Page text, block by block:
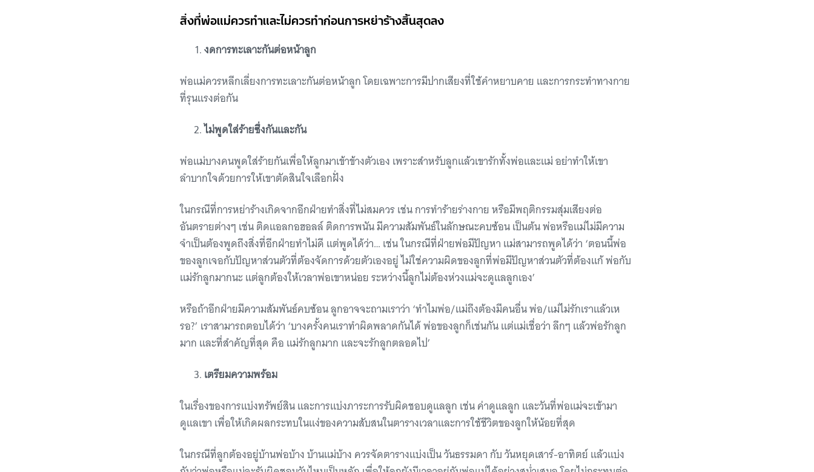
สิ่งที่พ่อแม่ควรทำและไม่ควรทำก่อนการหย่าร้างสิ้นสุดลง
งดการทะเลาะกันต่อหน้าลูก
พ่อแม่ควรหลีกเลี่ยงการทะเลาะกันต่อหน้าลูก โดยเฉพาะการมีปากเสียงที่ใช้คำหยาบคาย และการกระทำทางกาย
ที่รุนแรงต่อกัน
ไม่พูดใส่ร้ายซึ่งกันและกัน
พ่อแม่บางคนพูดใส่ร้ายกันเพื่อให้ลูกมาเข้าข้างตัวเอง เพราะสำหรับลูกแล้วเขารักทั้งพ่อและแม่ อย่าทำให้เขา
ลำบากใจด้วยการให้เขาตัดสินใจเลือกฝั่ง
ในกรณีที่การหย่าร้างเกิดจากอีกฝ่ายทำสิ่งที่ไม่สมควร เช่น การทำร้ายร่างกาย หรือมีพฤติกรรมสุ่มเสียงต่อ
อันตรายต่างๆ เช่น ติดแอลกอฮอลล์ ติดการพนัน มีความสัมพันธ์ในลักษณะคบซ้อน เป็นต้น พ่อหรือแม่ไม่มีความ
จำเป็นต้องพูดถึงสิ่งที่อีกฝ่ายทำไม่ดี แต่พูดได้ว่า… เช่น ในกรณีที่ฝ่ายพ่อมีปัญหา แม่สามารถพูดได้ว่า ‘ตอนนี้พ่อ
ของลูกเจอกับปัญหาส่วนตัวที่ต้องจัดการด้วยตัวเองอยู่ ไม่ใช่ความผิดของลูกที่พ่อมีปัญหาส่วนตัวที่ต้องแก้ พ่อกับ
แม่รักลูกมากนะ แต่ลูกต้องให้เวลาพ่อเขาหน่อย ระหว่างนี้ลูกไม่ต้องห่วงแม่จะดูแลลูกเอง’
หรือถ้าอีกฝ่ายมีความสัมพันธ์คบซ้อน ลูกอาจจะถามเราว่า ‘ทำไมพ่อ/แม่ถึงต้องมีคนอื่น พ่อ/แม่ไม่รักเราแล้วเห
รอ?’ เราสามารถตอบได้ว่า ‘บางครั้งคนเราทำผิดพลาดกันได้ พ่อของลูกก็เช่นกัน แต่แม่เชื่อว่า ลึกๆ แล้วพ่อรักลูก
มาก และที่สำคัญที่สุด คือ แม่รักลูกมาก และจะรักลูกตลอดไป’
เตรียมความพร้อม
ในเรื่องของการแบ่งทรัพย์สิน และการแบ่งภาระการรับผิดชอบดูแลลูก เช่น ค่าดูแลลูก และวันที่พ่อแม่จะเข้ามา
ดูแลเขา เพื่อให้เกิดผลกระทบในแง่ของความสับสนในตารางเวลาและการใช้ชีวิตของลูกให้น้อยที่สุด
ในกรณีที่ลูกต้องอยู่บ้านพ่อบ้าง บ้านแม่บ้าง ควรจัดตารางแบ่งเป็น วันธรรมดา กับ วันหยุดเสาร์-อาทิตย์ แล้วแบ่ง